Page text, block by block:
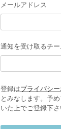
メールアドレス
通知を受け取るチー
登録はプライバシ
とみなします。予
いた上でご登録下さ